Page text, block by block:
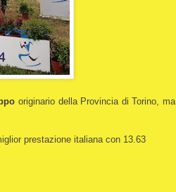
originario della Provincia di Torino, ma
prestazione italiana con 13.63